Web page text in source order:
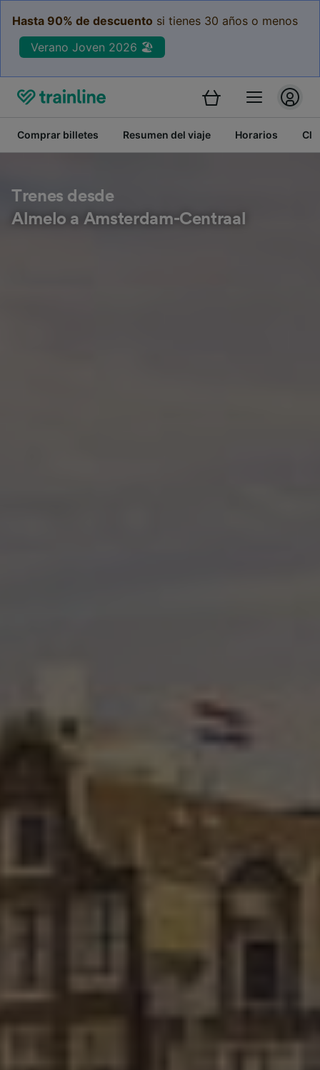
Hasta 90% de descuento si tienes 30 años o menos
Verano Joven 2026 🏖️
Comprar billetes Resumen del viaje Horarios
Trenes desde
Almelo a Amsterdam-Centraal